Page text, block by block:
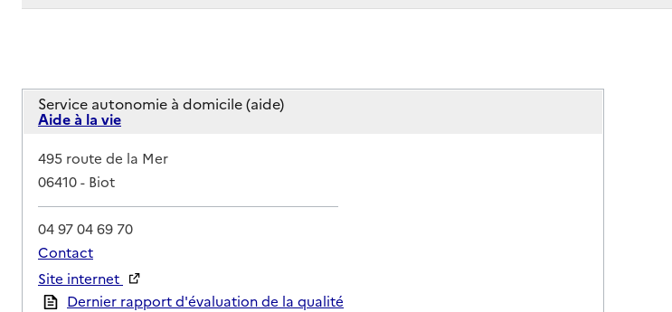
Service autonomie à domicile (aide)
Aide à la vie
Adresse
495 route de la Mer
06410- Biot
04 97 04 69 70
Contact
Site internet
Rapport HAS
Dernier rapport d'évaluation de la qualité